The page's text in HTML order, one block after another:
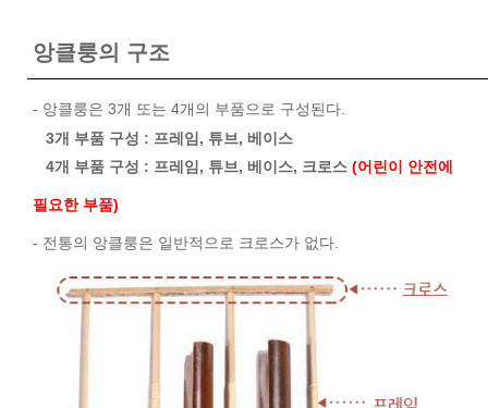
앙클룽의 구조
- 앙클룽은 3개 또는 4개의 부품으로 구성된다.
3개 부품 구성 : 프레임, 튜브, 베이스
4개 부품 구성 : 프레임, 튜브, 베이스, 크로스 (어린이 안전에
필요한 부품)
- 전통의 앙클룽은 일반적으로 크로스가 없다.